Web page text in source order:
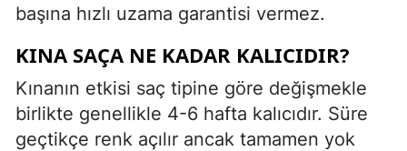
başına hızlı uzama garantisi vermez.
KINA SAÇA NE KADAR KALICIDIR?
Kınanın etkisi saç tipine göre değişmekle
birlikte genellikle 4-6 hafta kalıcıdır. Süre
geçtikçe renk açılır ancak tamamen yok